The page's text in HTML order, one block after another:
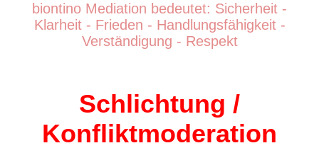
biontino Mediation bedeutet: Sicherheit -
Klarheit - Frieden - Handlungsfähigkeit -
Verständigung - Respekt
Schlichtung /
Konfliktmoderation